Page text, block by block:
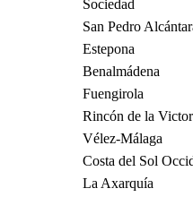
Sociedad
San Pedro
Estepona
Benalmádena
Fuengirola
Rincón de la
Vélez-Málaga
Costa del Sol
La Axarquía